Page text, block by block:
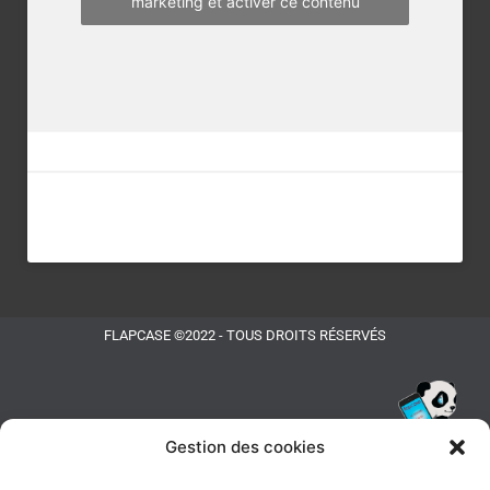
Gestion des cookies
FLAPCASE ©2022 - TOUS DROITS RÉSERVÉS